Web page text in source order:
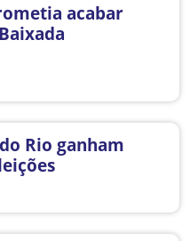
acabar
Rio ganham